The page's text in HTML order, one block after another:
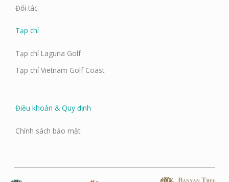
Đối tác
Tạp chí
Tạp chí Laguna Golf
Tạp chí Vietnam Golf Coast
Điều khoản & Quy định
Chính sách bảo mật